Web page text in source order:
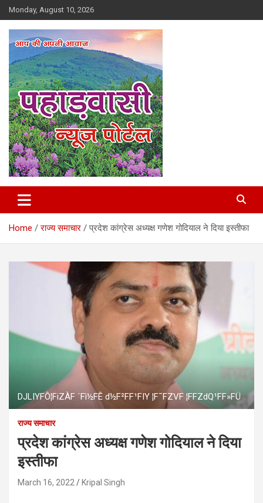
Skip
to
content
Monday, August 10, 2026
Pahadvasi
Home राज्य समाचार प्रदेश कांग्रेस अध्यक्ष गणेश गोदियाल ने दिया इस्तीफा
DJLIYFÔ¦FiZÀF ´Fì½FÊ d½F²FF¹FIY ¦F¯FZVF ¦FFZdQ¹FF»FÜ
राज्य समाचार
प्रदेश कांग्रेस अध्यक्ष गणेश गोदियाल ने दिया
इस्तीफा
March 16, 2022 Kripal Singh